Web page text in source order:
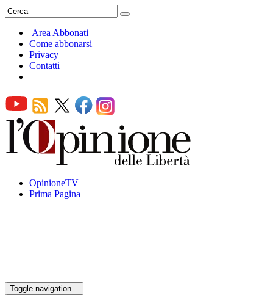
Area Abbonati
Come abbonarsi
Privacy
Contatti
OpinioneTV
Prima Pagina
Toggle navigation